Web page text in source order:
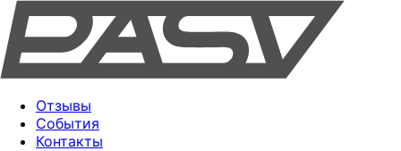
Отзывы
События
Контакты